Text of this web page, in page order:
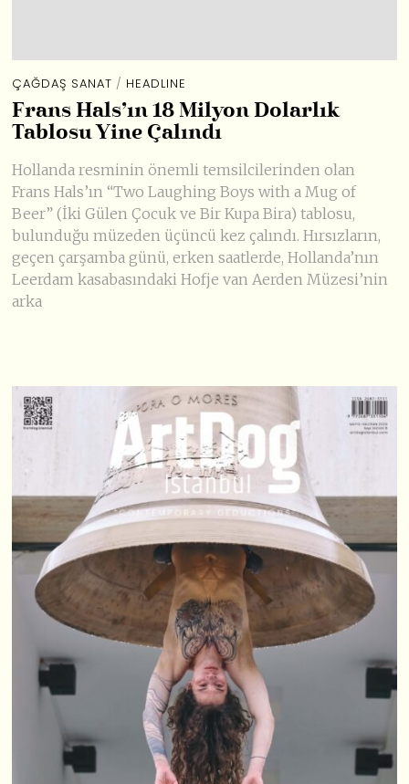
ÇAĞDAŞ SANAT / HEADLINE
Frans Hals’ın 18 Milyon Dolarlık
Tablosu Yine Çalındı
Hollanda resminin önemli temsilcilerinden olan
Frans Hals’ın “Two Laughing Boys with a Mug of
Beer” (İki Gülen Çocuk ve Bir Kupa Bira) tablosu,
bulunduğu müzeden üçüncü kez çalındı. Hırsızların,
geçen çarşamba günü, erken saatlerde, Hollanda’nın
Leerdam kasabasındaki Hofje van Aerden Müzesi’nin
arka